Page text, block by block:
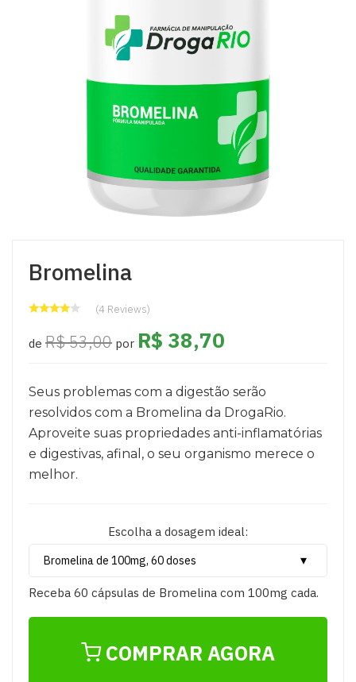
Bromelina
(4 Reviews)
de R$ 53,00 por R$ 38,70
Seus problemas com a digestão serão
resolvidos com a Bromelina da DrogaRio.
Aproveite suas propriedades anti-inflamatórias
e digestivas, afinal, o seu organismo merece o
melhor.
Escolha a dosagem ideal:
Receba 60 cápsulas de Bromelina com 100mg cada.
COMPRAR AGORA